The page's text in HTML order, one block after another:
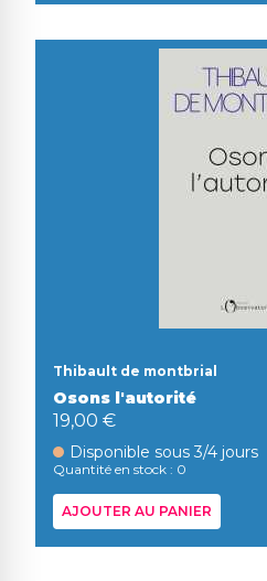
Thibault de montbrial
Osons l'autorité
19,00 €
Disponible sous 3/4 jours
Quantité en stock : 0
AJOUTER AU PANIER